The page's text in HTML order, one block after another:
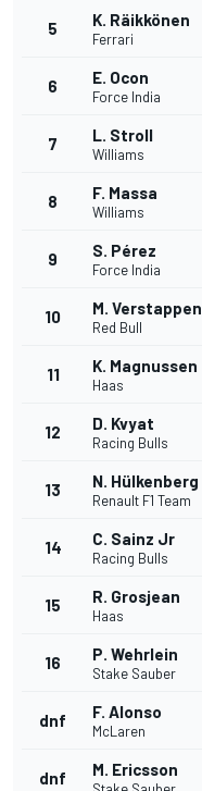
5 K. Räikkönen
Ferrari
6 E. Ocon
Force India
7 L. Stroll
Williams
8 F. Massa
Williams
9 S. Pérez
Force India
10 M. Verstappen
Red Bull
11 K. Magnussen
Haas
12 D. Kvyat
Racing Bulls
13 N. Hülkenberg
Renault F1 Team
14 C. Sainz Jr
Racing Bulls
15 R. Grosjean
Haas
16 P. Wehrlein
Stake Sauber
dnf F. Alonso
McLaren
dnf M. Ericsson